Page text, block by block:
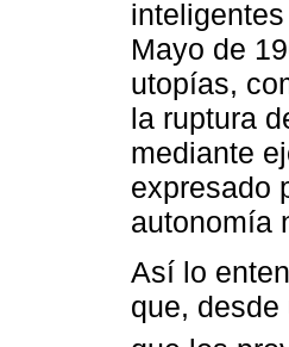
Mayo de
utopías,
la ruptura
mediante
expresado
autonomía
Así lo
que,